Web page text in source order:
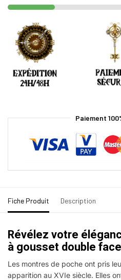
Paiement
Fiche Produit Description
Révélez votre
à gousset double
Les montres de poche ont pris
apparition au XVIe siècle. Elles